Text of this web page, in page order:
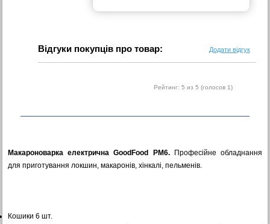
Відгуки покупців про товар: Додати відгук
Рейтинг: 5 из 5 (голосов 1)
Макароноварка електрична GoodFood PM6.
Професійне обладнання
для приготування локшин, макаронів, хінкалі, пельменів.
Кошики 6 шт.